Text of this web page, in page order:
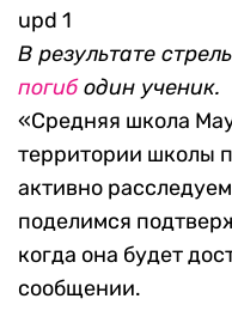
upd 1
В результате
погибодин ученик.
«Средняя школа
территории школы
активно
поделимся
когда она будет
сообщении.